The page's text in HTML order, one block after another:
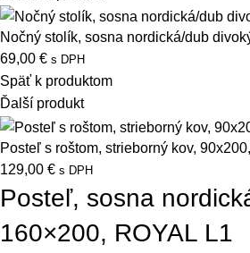
Nočný stolík, sosna nordická/dub
69,00 € s DPH
Späť k produktom
Ďalší produkt
Posteľ s roštom, strieborný kov,
129,00 € s DPH
Posteľ, sosna
160×200, ROYAL L1